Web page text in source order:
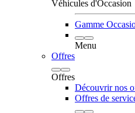
Véhicules d'Occasion
Gamme
Menu
Offres
Offres
Découvrir nos
Offres de